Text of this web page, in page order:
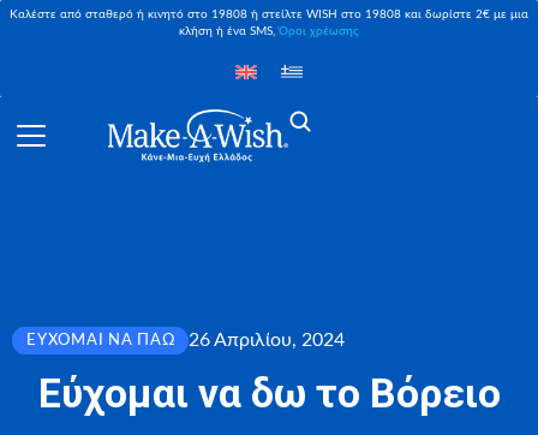
Καλέστε από σταθερό ή κινητό στο 19808 ή στείλτε WISH στο 19808 και δωρίστε 2€ με μια
κλήση ή ένα SMS,Όροι χρέωσης
ΕΎΧΟΜΑΙ ΝΑ ΠΆΩ 26 Απριλίου, 2024
Εύχομαι να δω το Βόρειο